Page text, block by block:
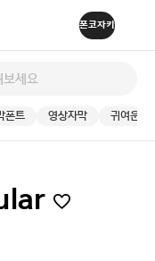
폰트 영상자막 귀여운